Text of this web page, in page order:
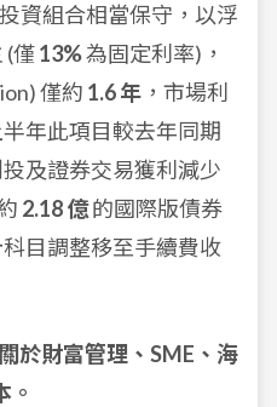
資組合相當保守，以浮
(僅13%為固定利率)，
僅約 1.6 年 ，市場利
年此項目較去年同期
及證券交易獲利減少
2.18 億的國際版債券
目調整移至手續費收
於財富管理、SME、海
。